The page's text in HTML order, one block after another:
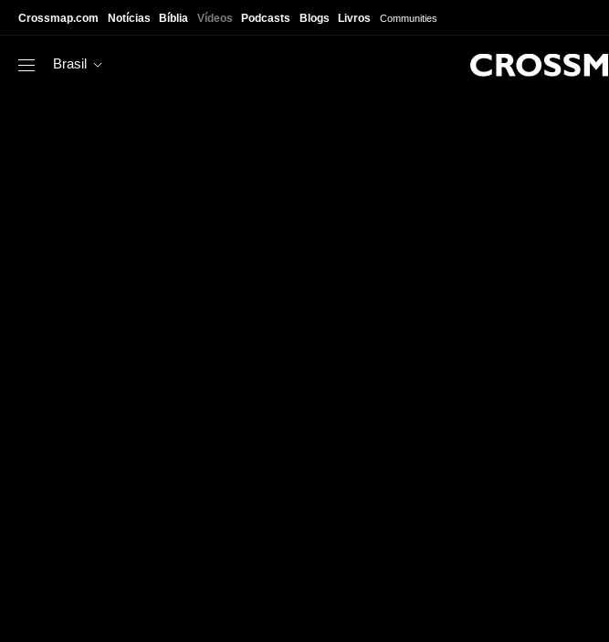
Crossmap.com Notícias Bíblia Vídeos Podcasts Blogs Livros Communities
Brasil